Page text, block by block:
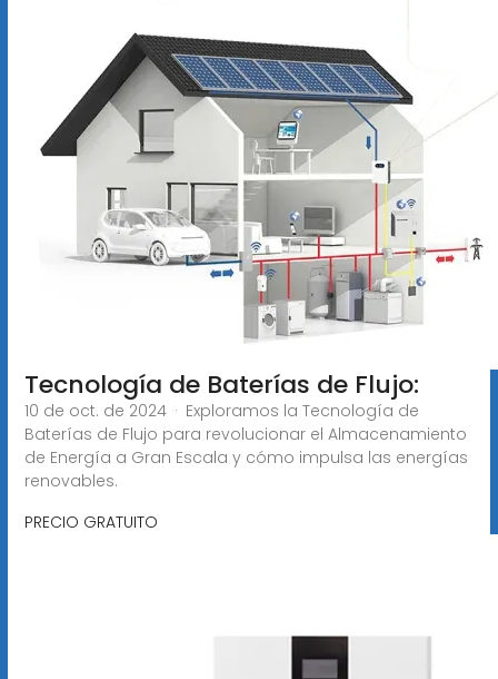
Tecnología de Baterías de Flujo:
10 de oct. de 2024 · Exploramos la Tecnología de
Baterías de Flujo para revolucionar el Almacenamiento
de Energía a Gran Escala y cómo impulsa las energías
renovables.
PRECIO GRATUITO